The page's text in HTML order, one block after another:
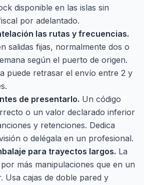
disponible en las islas sin
por adelantado.
las rutas y frecuencias.
salidas fijas, normalmente dos o
según el puerto de origen.
puede retrasar el envío entre 2 y
de presentarlo. Un código
o un valor declarado inferior
y retenciones. Dedica
o delégala en un profesional.
para trayectos largos. La
más manipulaciones que en un
Usa cajas de doble pared y